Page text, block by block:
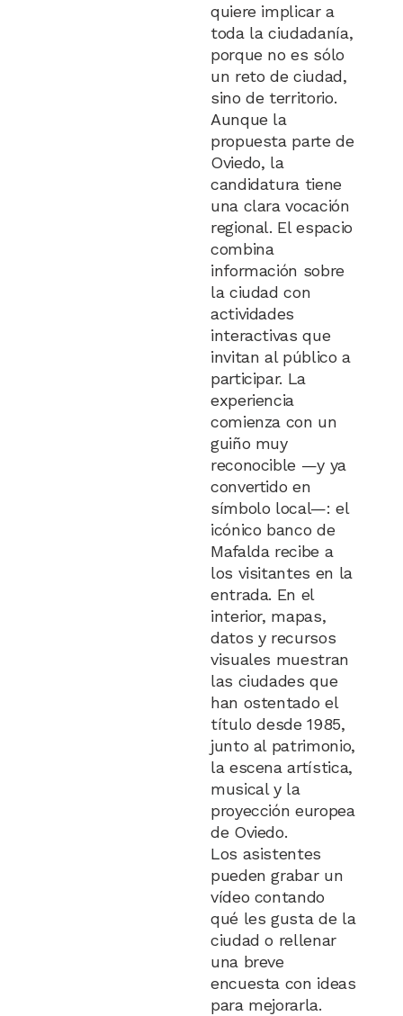
quiere implicar a
toda la ciudadanía,
porque no es sólo
un reto de ciudad,
sino de territorio.
Aunque la
propuesta parte de
Oviedo, la
candidatura tiene
una clara vocación
regional. El espacio
combina
información sobre
la ciudad con
actividades
interactivas que
invitan al público a
participar. La
experiencia
comienza con un
guiño muy
reconocible —y ya
convertido en
símbolo local—: el
icónico banco de
Mafalda recibe a
los visitantes en la
entrada. En el
interior, mapas,
datos y recursos
visuales muestran
las ciudades que
han ostentado el
título desde 1985,
junto al patrimonio,
la escena artística,
musical y la
proyección europea
de Oviedo.
Los asistentes
pueden grabar un
vídeo contando
qué les gusta de la
ciudad o rellenar
una breve
encuesta con ideas
para mejorarla.